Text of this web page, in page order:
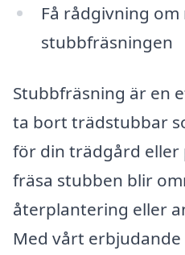
Få rådgivning
stubbfräsningen
Stubbfräsning är en
ta bort trädstubbar
för din trädgård eller
fräsa stubben blir
återplantering eller
Med vårt erbjudande